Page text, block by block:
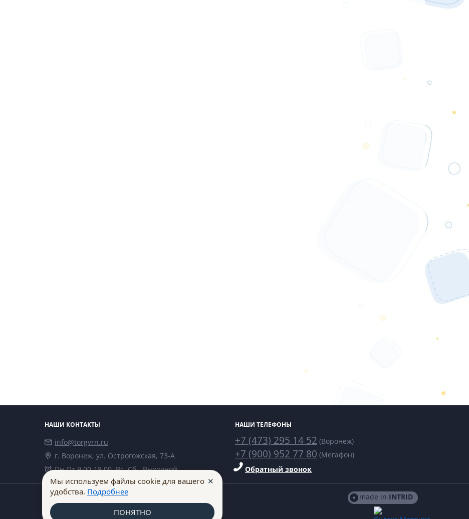
НАШИ КОНТАКТЫ
info@torgvrn.ru
г. Воронеж, ул. Острогожская, 73-А
Пн-Пт 9.00-18.00, Вс, Сб - Выходной
НАШИ ТЕЛЕФОНЫ
+7 (473) 295 14 52 (Воронеж)
+7 (900) 952 77 80 (Мегафон)
Обратный звонок
made in INTRID
Мы используем файлы cookie для вашего
удобства. Подробнее
✕
ПОНЯТНО